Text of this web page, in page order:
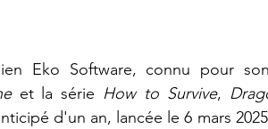
Eko Software, connu pour
et la série How to Survive,
d'un an, lancée le 6 mars